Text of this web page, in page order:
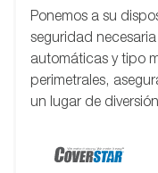
Ponemos a su
seguridad
automáticas y tipo
perimetrales,
un lugar de